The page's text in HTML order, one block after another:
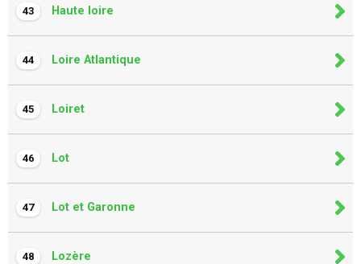
43 Haute loire
44 Loire Atlantique
45 Loiret
46 Lot
47 Lot et Garonne
48 Lozère